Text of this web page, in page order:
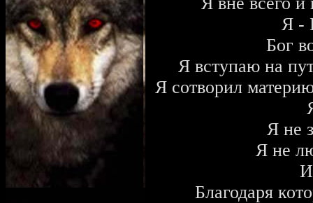
Я -
Бог
Я вступаю на
Я сотворил
Я не
Я не
Благодаря